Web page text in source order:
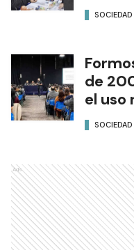
SOCIEDAD
de
el uso
SOCIEDAD
Ads